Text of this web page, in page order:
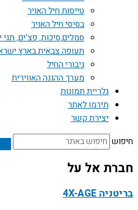
טייסות חיל האויר
בסיסי חיל האויר
סמלים,סיכות, פצ'ים, תגי
תעופה צבאית בארץ
גיבורי החיל
מערך ההגנה האווירית
גלריית תמונות
תירמו לאתר
יצירת קשר
חיפוש
חברת אל על
בריטניה 4X-AGE